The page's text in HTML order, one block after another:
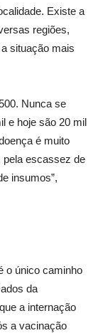
Existe a
regiões,
situação mais
Nunca se
e hoje são 20 mil
é muito
pela escassez de
insumos”,
o único caminho
da
a internação
a vacinação